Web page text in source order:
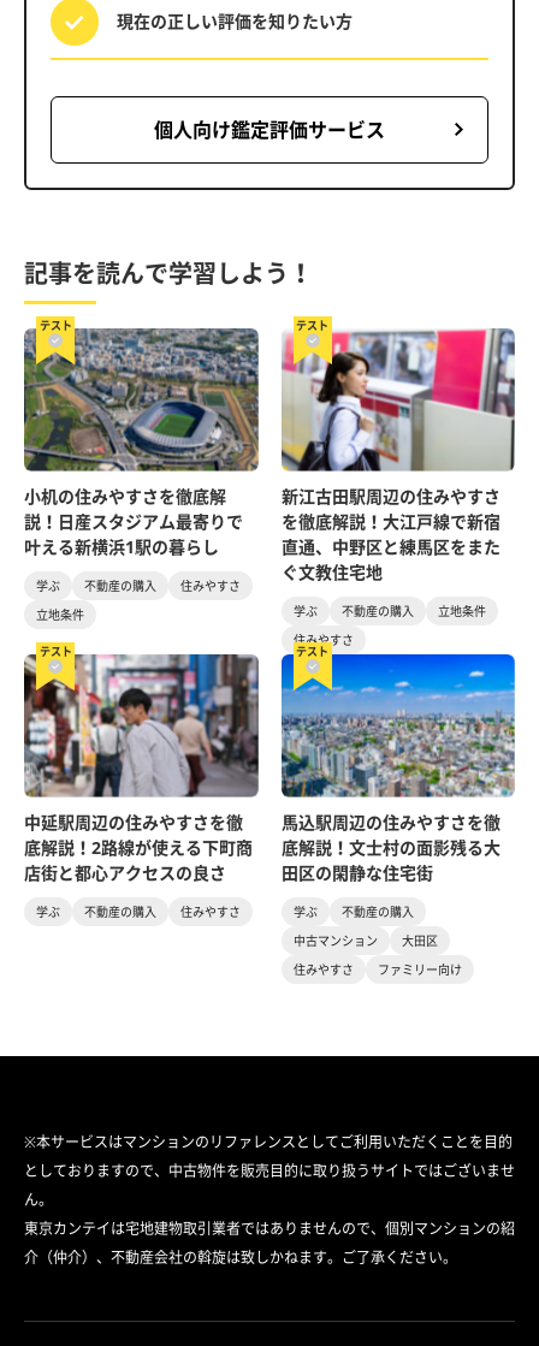
現在の正しい評価を知りたい方
個人向け鑑定評価サービス
記事を読んで学習しよう！
テスト
小机の住みやすさを徹底解
説！日産スタジアム最寄りで
叶える新横浜1駅の暮らし
学ぶ 不動産の購入
住みやすさ
立地条件
テスト
新江古田駅周辺の住みやすさ
を徹底解説！大江戸線で新宿
直通、中野区と練馬区をまた
ぐ文教住宅地
学ぶ 不動産の購入
立地条件
住みやすさ
テスト
中延駅周辺の住みやすさを徹
底解説！2路線が使える下町商
店街と都心アクセスの良さ
学ぶ 不動産の購入 住みやすさ
テスト
馬込駅周辺の住みやすさを徹
底解説！文士村の面影残る大
田区の閑静な住宅街
学ぶ
不動産の購入
中古マンション
大田区
住みやすさ
ファミリー向け
※本サービスはマンションのリファレンスとしてご利用いただくことを目的
としておりますので、中古物件を販売目的に取り扱うサイトではございませ
ん。
東京カンテイは宅地建物取引業者ではありませんので、個別マンションの紹
介（仲介）、不動産会社の斡旋は致しかねます。ご了承ください。